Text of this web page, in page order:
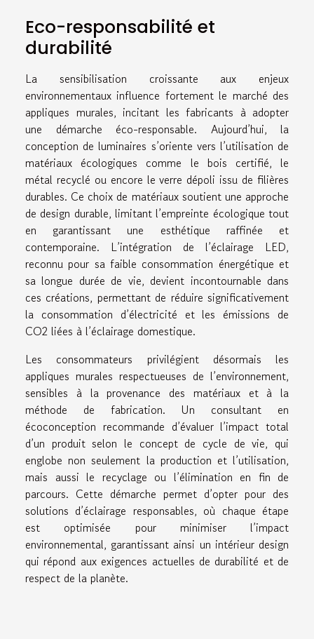
Eco-responsabilité et
durabilité
La sensibilisation croissante aux enjeux
environnementaux influence fortement le marché des
appliques murales, incitant les fabricants à adopter
une démarche éco-responsable. Aujourd’hui, la
conception de luminaires s’oriente vers l’utilisation de
matériaux écologiques comme le bois certifié, le
métal recyclé ou encore le verre dépoli issu de filières
durables. Ce choix de matériaux soutient une approche
de design durable, limitant l’empreinte écologique tout
en garantissant une esthétique raffinée et
contemporaine. L’intégration de l’éclairage LED,
reconnu pour sa faible consommation énergétique et
sa longue durée de vie, devient incontournable dans
ces créations, permettant de réduire significativement
la consommation d’électricité et les émissions de
CO2 liées à l’éclairage domestique.
Les consommateurs privilégient désormais les
appliques murales respectueuses de l’environnement,
sensibles à la provenance des matériaux et à la
méthode de fabrication. Un consultant en
écoconception recommande d’évaluer l’impact total
d’un produit selon le concept de cycle de vie, qui
englobe non seulement la production et l’utilisation,
mais aussi le recyclage ou l’élimination en fin de
parcours. Cette démarche permet d’opter pour des
solutions d’éclairage responsables, où chaque étape
est optimisée pour minimiser l’impact
environnemental, garantissant ainsi un intérieur design
qui répond aux exigences actuelles de durabilité et de
respect de la planète.